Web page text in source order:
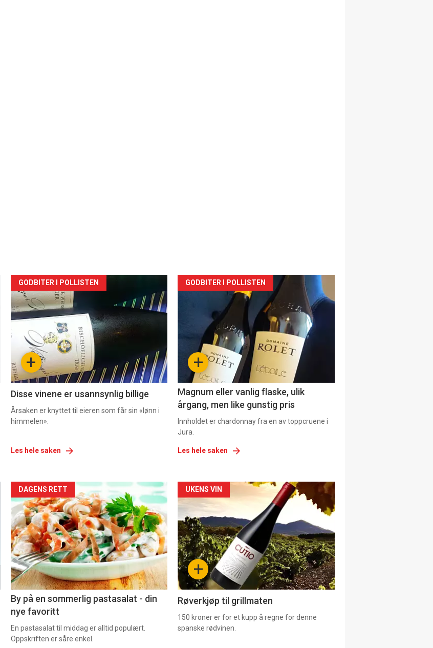
Forsiden
akkurat
nå
2 +
GODBITER I POLLISTEN
Disse vinene er usannsynlig billige
Årsaken er knyttet til eieren som får sin «lønn i
himmelen».
Les hele saken
Forsiden
akkurat
nå
+
GODBITER I POLLISTEN
Magnum eller vanlig flaske, ulik
årgang, men like gunstig pris
Innholdet er chardonnay fra en av toppcruene i
Jura.
Les hele saken
Forsiden
akkurat
nå
-
5
DAGENS RETT
By på en sommerlig pastasalat - din
nye favoritt
En pastasalat til middag er alltid populært.
Oppskriften er såre enkel.
Forsiden
akkurat
nå
-
6 +
UKENS VIN
Røverkjøp til grillmaten
150 kroner er for et kupp å regne for denne
spanske rødvinen.